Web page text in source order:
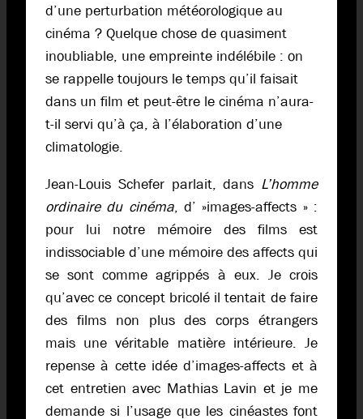
d’une perturbation météorologique au
cinéma ? Quelque chose de quasiment
inoubliable, une empreinte indélébile : on
se rappelle toujours le temps qu’il faisait
dans un film et peut-être le cinéma n’aura-
t-il servi qu’à ça, à l’élaboration d’une
climatologie.
Jean-Louis Schefer parlait, dans L’homme
ordinaire du cinéma, d’ »images-affects » :
pour lui notre mémoire des films est
indissociable d’une mémoire des affects qui
se sont comme agrippés à eux. Je crois
qu’avec ce concept bricolé il tentait de faire
des films non plus des corps étrangers
mais une véritable matière intérieure. Je
repense à cette idée d’images-affects et à
cet entretien avec Mathias Lavin et je me
demande si l’usage que les cinéastes font